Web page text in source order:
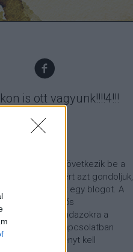
is ott vagyunk!!!!4!!!
következik be a
politikában, ezért azt gondoljuk,
kell: indítunk egy blogot. A
több, mint felelős
reagálni mindazokra a
amelyekkel kapcsolatban
véleményt kell